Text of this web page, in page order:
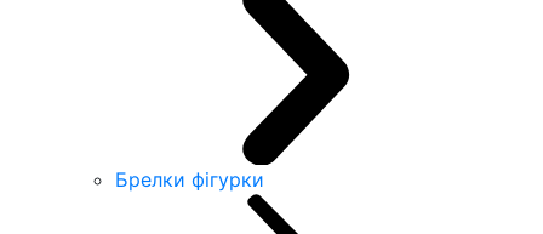
Брелки фігурки